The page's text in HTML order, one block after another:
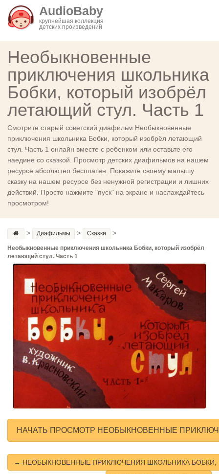
AudioBaby
крупнейшая коллекция
детских произведений
Необыкновенные
приключения школьника
Бобки, который изобрёл
летающий стул. Часть 1
Смотрите старый советский диафильм Необыкновенные
приключения школьника Бобки, который изобрёл летающий
стул. Часть 1 онлайн вместе с ребенком или оставьте его
наедине со сказкой. Просмотр детских диафильмов на нашем
ресурсе абсолютно бесплатен. Покажите своему малышу
сказку на нашем ресурсе без ненужной регистрации и лишних
действий. Просто нажмите "пуск" на экране и наслаждайтесь
просмотром!
> Диафильмы > Сказки >
Необыкновенные приключения школьника Бобки, который изобрёл
летающий стул. Часть 1
НАЧАТЬ ПРОСМОТР НЕОБЫКНОВЕННЫЕ
← НЕОБЫКНОВЕННЫЕ ПРИКЛЮЧЕНИЯ ШКОЛЬНИКА